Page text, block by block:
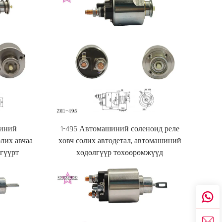
авчаа
1-495 Автомашиний соленоид реле
хөвч солих автодетал, автомашиний
хөдөлгүүр төхөөрөмжүүд